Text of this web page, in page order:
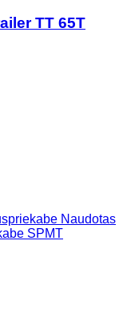
TT 65T
Naudotas
SPMT